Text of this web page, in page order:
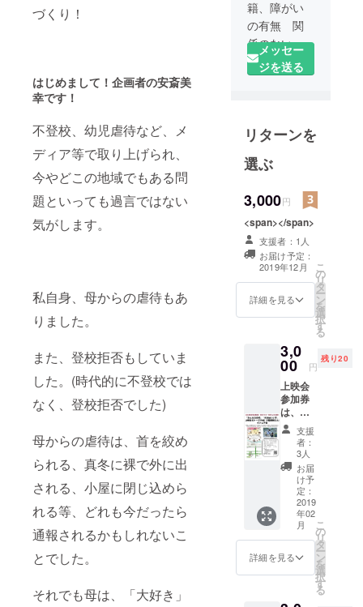
づくり！
はじめまして！企画者の安斎美
幸です！
不登校、幼児虐待など、メ
ディア等で取り上げられ、
今やどこの地域でもある問
題といっても過言ではない
気がします。
私自身、母からの虐待もあ
りました。
また、登校拒否もしていま
した。(時代的に不登校では
なく、登校拒否でした)
母からの虐待は、首を絞め
られる、真冬に裸で外に出
される、小屋に閉じ込めら
れる等、どれも今だったら
通報されるかもしれないこ
とでした。
それでも母は、「大好き」
籍、障がい
の有無 関
係のない支
援やまちづ
くりを目指
立ち上げ。
士、産業カ
ラー、ヘル
パー資格の
あるメン
バーで、主
に、講演
会、講座、
企画運営、
居場所づく
りのカフェ
の運営をし
ています。
☆立ち上げ
から2018年
度までの講
演会、講座
の企画
2018年1月よ
り、居場所
づくりのカ
メッセー
ジを送る
リターンを
選ぶ
3,000円
<span></span>
支援者：1人
お届け予定：
2019年12月
詳細を見る
こ
の
リ
タ
ー
ン
を
選
択
す
る
3,0
00 円
残り20
上映会
参加券
は、午
前、午
後、ど
ちらか
をお選
びいた
だけま
す。
支援
者：
3人
お届
け予
定：
2019
年02
月
詳細を見る
こ
の
リ
タ
ー
ン
を
選
択
す
る